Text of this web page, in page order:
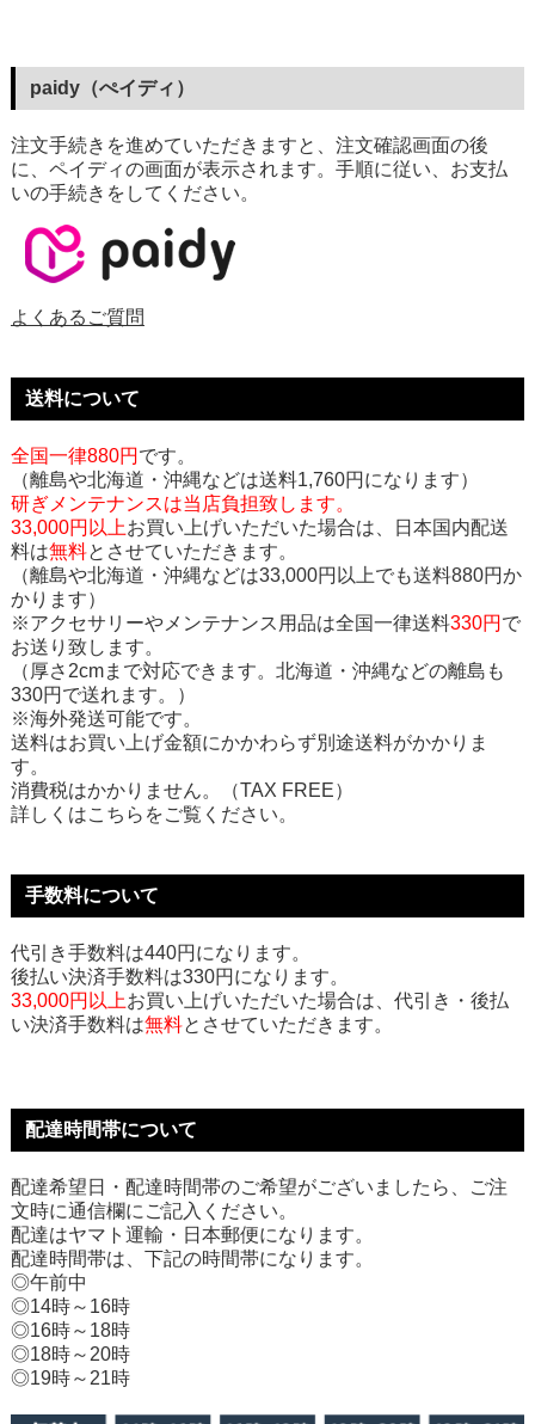
paidy（ぺイディ）
注文手続きを進めていただきますと、注文確認画面の後
に、ペイディの画面が表示されます。手順に従い、お支払
いの手続きをしてください。
よくあるご質問
送料について
全国一律880円 です。
（離島や北海道・沖縄などは送料1,760円になります）
研ぎメンテナンスは当店負担致します。
33,000円以上お買い上げいただいた場合は、日本国内配送
料は無料とさせていただきます。
（離島や北海道・沖縄などは33,000円以上でも送料880円か
かります）
※アクセサリーやメンテナンス用品は全国一律送料330円 で
お送り致します。
（厚さ2cmまで対応できます。北海道・沖縄などの離島も
330円で送れます。）
※海外発送可能です。
送料はお買い上げ金額にかかわらず別途送料がかかりま
す。
消費税はかかりません。（TAX FREE）
詳しくはこちらをご覧ください。
手数料について
代引き手数料は440円になります。
後払い決済手数料は330円になります。
33,000円以上お買い上げいただいた場合は、代引き・後払
い決済手数料は無料とさせていただきます。
配達時間帯について
配達希望日・配達時間帯のご希望がございましたら、ご注
文時に通信欄にご記入ください。
配達はヤマト運輸・日本郵便になります。
配達時間帯は、下記の時間帯になります。
◎午前中
◎14時～16時
◎16時～18時
◎18時～20時
◎19時～21時